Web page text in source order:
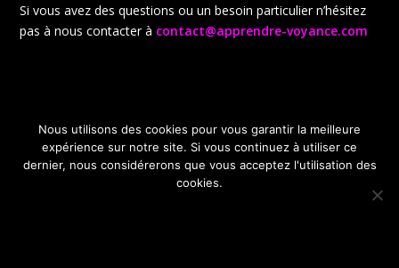
Si vous avez des questions ou un besoin particulier n’hésitez
pas à nous contacter à contact@apprendre-voyance.com
Conçu parElegant Themes| Propulsé par WordPress
CGV
Politique de confidentialité
Politique de gestion des cookies
Nous utilisons des cookies pour vous garantir la meilleure
expérience sur notre site. Si vous continuez à utiliser ce
dernier, nous considérerons que vous acceptez l'utilisation des
cookies.